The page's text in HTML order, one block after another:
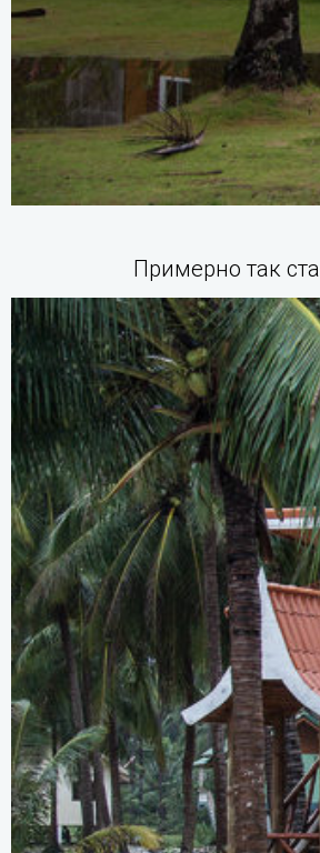
Примерно так